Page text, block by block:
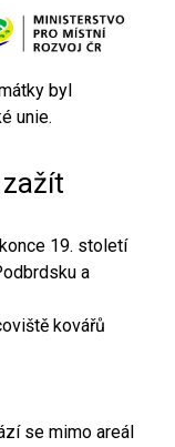
byl
unie.
19. století
a
kovářů
se mimo areál